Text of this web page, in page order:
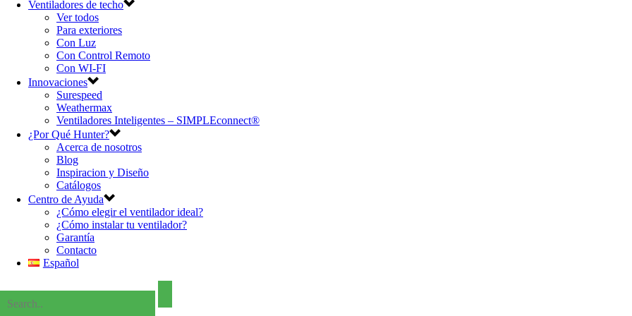
Ventiladores de techo
Ver todos
Para exteriores
Con Luz
Con Control Remoto
Con WI-FI
Innovaciones
Surespeed
Weathermax
Ventiladores Inteligentes – SIMPLEconnect®
¿Por Qué Hunter?
Acerca de nosotros
Blog
Inspiracion y Diseño
Catálogos
Centro de Ayuda
¿Cómo elegir el ventilador ideal?
¿Cómo instalar tu ventilador?
Garantía
Contacto
Español